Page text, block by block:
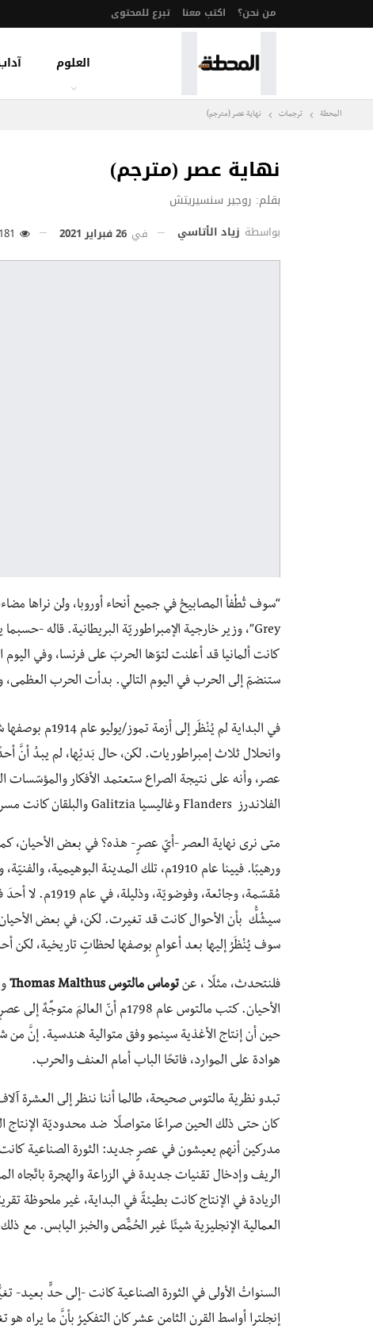
من نحن؟ اكتب معنا تبرع للمحتوى
العلوم
المحطة ترجمات نهاية عصر (مترجم)
نهاية عصر (مترجم)
بقلم: روجير سنسيريتش
بواسطة زياد الأتاسي في 26 فبراير 2021
“سوف تُطْفأ المصابيحُ في جميع أنحاء أوروبا، ولن نراها
كانت ألمانيا قد أعلنت لتوّها الحربَ على فرنسا، وفي
ستنضمّ إلى الحرب في اليوم التالي. بدأت الحرب العظمى،
في البداية لم
وانحلال ثلاث إمبراطوريات. لكن، حال بَدئِها، لم يبدُ أنَّ
عصر، وأنه على نتيجة الصراع ستعتمد الأفكار والمؤسّسات
الفلاندرز Flanders وغاليسيا Galitzia والبلقان كانت مسرحًا لتغيُّر العصر.
متى نرى نهاية العصر -أيّ عصرٍ- هذه؟ في بعض الأحيان، كما
ورهيبًا. فيينا عام 1910م، تلك المدينة
سيشُكُّ بأن الأحوال كانت قد تغيرت. لكن، في بعض
سوف يُنْظَرُ إليها بعد أعوامٍ بوصفها لحظاتٍ تاريخية، لكن
فلنتحدث، مثلًا ، عنتوماس مالتوس Thomas Malthus
الأحيان. كتب مالتوس عام 1798م
حين أن إنتاج الأغذية سينمو وفق متوالية هندسية. إنَّ من
هوادة على الموارد، فاتحًا الباب أمام العنف والحرب.
تبدو نظرية مالتوس صحيحة، طالما أننا ننظر إلى العشرة
كان حتى ذلك الحين صراعًا متواصلًا ضد محدوديّة الإنتاج
مدركين أنهم يعيشون في عصرٍ جديد: الثورة الصناعية
الريف وإدخال تقنيات جديدة في الزراعة والهجرة باتّجاه
الزيادة في الإنتاج كانت بطيئةً في البداية، غير ملحوظة
العمالية الإنجليزية شيئًا غير الحُمٌّص والخبز اليابس. مع
السنواتُ الأولى في الثورة الصناعية كانت -إلى حدٍّ بعيد-
إنجلترا أواسط القرن الثامن عشر كان التفكيرُ بأنَّ ما